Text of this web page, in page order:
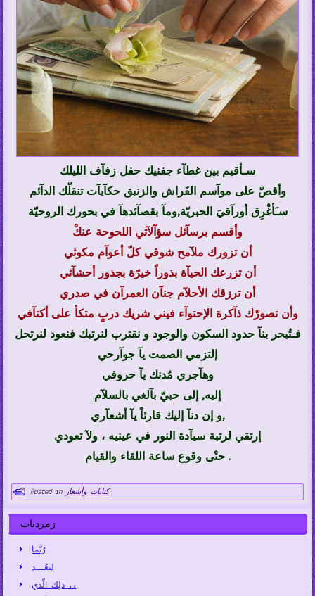
سـأقيم بين غطآء جفنيك حفل زفآف الليلك
وأقصّ على موآسم الفَراش والزنبق حكآيآت تنقلّك الدآئم
سـَأغْرِق أورآقيَ الحبريّة,ومآ بقصآئدهآ في بحورك الروحيّة
وأقسم برسآئل سؤآلآتي اللحوحة عنكْ
أن تزورك ملآمح شوقي كلّ أعوآم مكوثي
أن تزرعك الحيآة بذوراً خيرّة بجذور أحشآئي
أن ترزقك الأحلآم جنآن العمرآن في صدري
وأن تصورّك ذآكرة الإحتوآء فيني شريك دربٍ متكأ على أكتآفي
فـتُبحر بنآ حدود السكون والوجود و نقترب لنرتبك فنعود لنرتحل
إلتزمي الصمت يآ جوآرحي
وهآجري مُدنك يآ حروفي
إليه, إلى حبيّ بآلغي بالسلآم
و إن دنآ إليك قارئاً يآ أشعآري,
إرتقي لرتبة سيآدة النور في عينيه ، ولآ تعودي
حتْى وقوع ساعة اللقاء والقيام .
Posted in كتابات وأشعار
زمرديات
رُبَّما
لنعُـــد
ذلِك الّذي .،